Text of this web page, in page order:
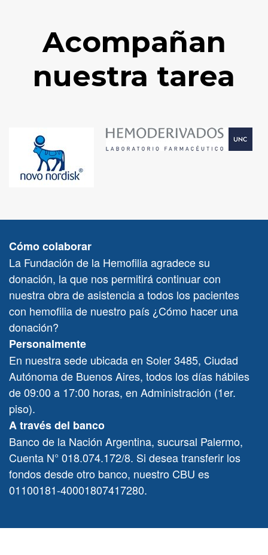
Acompañan
nuestra tarea
Cómo colaborar
La Fundación de la Hemofilia agradece su
donación, la que nos permitirá continuar con
nuestra obra de asistencia a todos los pacientes
con hemofilia de nuestro país ¿Cómo hacer una
donación?
Personalmente
En nuestra sede ubicada en Soler 3485, Ciudad
Autónoma de Buenos Aires, todos los días hábiles
de 09:00 a 17:00 horas, en Administración (1er.
piso).
A través del banco
Banco de la Nación Argentina, sucursal Palermo,
Cuenta N° 018.074.172/8. Si desea transferir los
fondos desde otro banco, nuestro CBU es
01100181-40001807417280.